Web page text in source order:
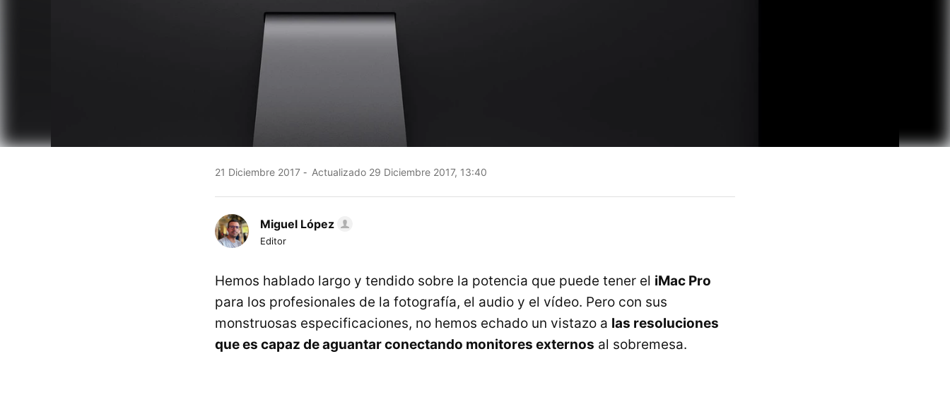
21 Diciembre 2017 Actualizado 29 Diciembre 2017, 13:40
Miguel López
Editor
Hemos hablado largo y tendido sobre la potencia que puede tener el iMac Pro
para los profesionales de la fotografía, el audio y el vídeo. Pero con sus
monstruosas especificaciones, no hemos echado un vistazo a las resoluciones
que es capaz de aguantar conectando monitores externos al sobremesa.